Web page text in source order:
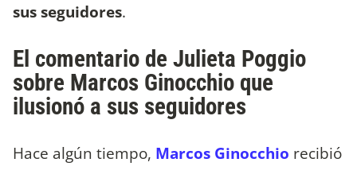
sus seguidores.
El comentario de Julieta Poggio
sobre Marcos Ginocchio que
ilusionó a sus seguidores
Hace algún tiempo, Marcos Ginocchio recibió